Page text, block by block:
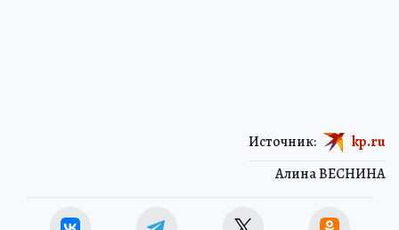
Алина ВЕСНИНА
Источник: kp.ru